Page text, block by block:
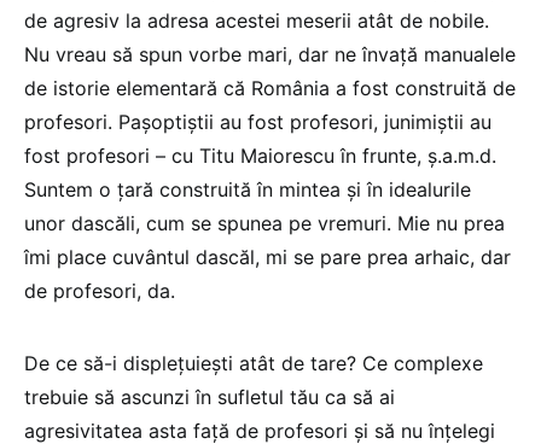
de agresiv la adresa acestei meserii atât de nobile.
Nu vreau să spun vorbe mari, dar ne învață manualele
de istorie elementară că România a fost construită de
profesori. Pașoptiștii au fost profesori, junimiștii au
fost profesori – cu Titu Maiorescu în frunte, ș.a.m.d.
Suntem o țară construită în mintea și în idealurile
unor dascăli, cum se spunea pe vremuri. Mie nu prea
îmi place cuvântul dascăl, mi se pare prea arhaic, dar
de profesori, da.
De ce să-i displețuiești atât de tare? Ce complexe
trebuie să ascunzi în sufletul tău ca să ai
agresivitatea asta față de profesori și să nu înțelegi